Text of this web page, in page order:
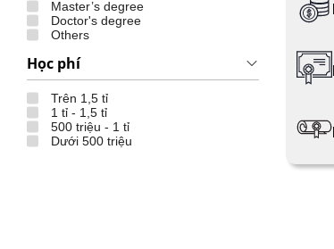
Master’s degree
Doctor's degree
Others
Học phí
Trên 1,5 tỉ
1 tỉ - 1,5 tỉ
500 triệu - 1 tỉ
Dưới 500 triệu